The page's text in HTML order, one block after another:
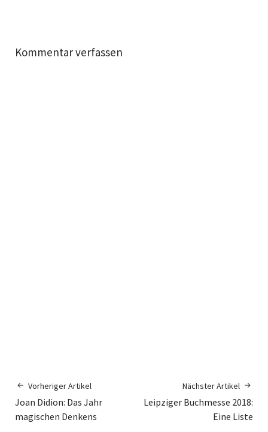
Kommentar verfassen
Vorheriger Artikel
Joan Didion: Das Jahr
magischen Denkens
Nächster Artikel
Leipziger Buchmesse 2018:
Eine Liste